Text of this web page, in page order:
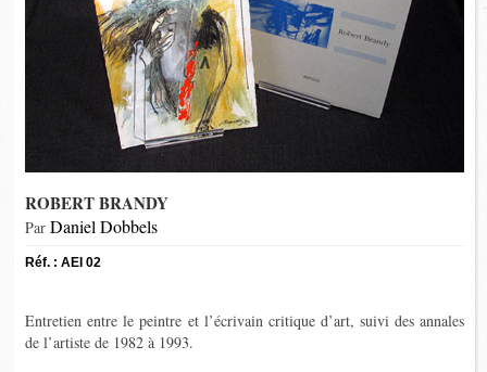
ROBERT BRANDY
Par Daniel Dobbels
Réf. : AEI 02
Entretien entre le peintre et l’écrivain critique d’art, suivi des annales
de l’artiste de 1982 à 1993.